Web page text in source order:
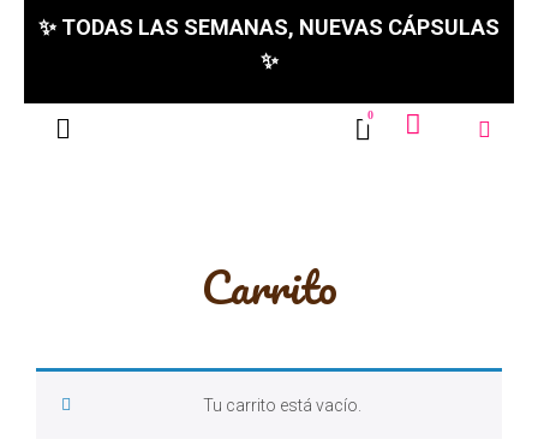
✨ TODAS LAS SEMANAS, NUEVAS CÁPSULAS
✨
Carrito
Tu carrito está vacío.